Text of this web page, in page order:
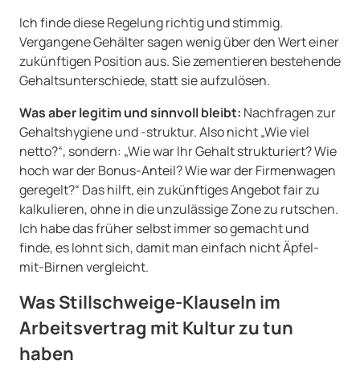
Ich finde diese Regelung richtig und stimmig.
Vergangene Gehälter sagen wenig über den Wert einer
zukünftigen Position aus. Sie zementieren bestehende
Gehaltsunterschiede, statt sie aufzulösen.
Was aber legitim und sinnvoll bleibt: Nachfragen zur
Gehaltshygiene und -struktur. Also nicht „Wie viel
netto?“, sondern: „Wie war Ihr Gehalt strukturiert? Wie
hoch war der Bonus-Anteil? Wie war der Firmenwagen
geregelt?“ Das hilft, ein zukünftiges Angebot fair zu
kalkulieren, ohne in die unzulässige Zone zu rutschen.
Ich habe das früher selbst immer so gemacht und
finde, es lohnt sich, damit man einfach nicht Äpfel-
mit-Birnen vergleicht.
Was Stillschweige-Klauseln im
Arbeitsvertrag mit Kultur zu tun
haben